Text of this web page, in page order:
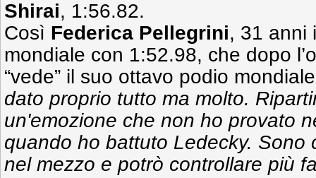
Shirai, 1:56.82.
Così Federica Pellegrini, 31 anni
mondiale con 1:52.98, che dopo
“vede” il suo ottavo podio
dato proprio tutto ma molto.
un'emozione che non ho provato
quando ho battuto Ledecky. Sono
nel mezzo e potrò controllare più